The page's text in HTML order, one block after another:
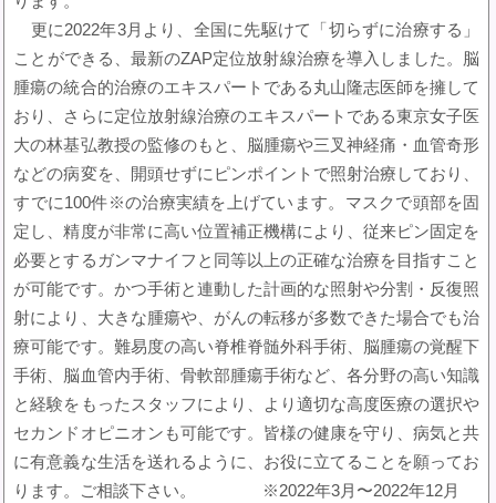
更に2022年3月より、全国に先駆けて「切らずに治療する」
ことができる、最新のZAP定位放射線治療を導入しました。脳
腫瘍の統合的治療のエキスパートである丸山隆志医師を擁して
おり、さらに定位放射線治療のエキスパートである東京女子医
大の林基弘教授の監修のもと、脳腫瘍や三叉神経痛・血管奇形
などの病変を、開頭せずにピンポイントで照射治療しており、
すでに100件※の治療実績を上げています。マスクで頭部を固
定し、精度が非常に高い位置補正機構により、従来ピン固定を
必要とするガンマナイフと同等以上の正確な治療を目指すこと
が可能です。かつ手術と連動した計画的な照射や分割・反復照
射により、大きな腫瘍や、がんの転移が多数できた場合でも治
療可能です。難易度の高い脊椎脊髄外科手術、脳腫瘍の覚醒下
手術、脳血管内手術、骨軟部腫瘍手術など、各分野の高い知識
と経験をもったスタッフにより、より適切な高度医療の選択や
セカンドオピニオンも可能です。皆様の健康を守り、病気と共
に有意義な生活を送れるように、お役に立てることを願ってお
ります。ご相談下さい。 ※2022年3月〜2022年12月